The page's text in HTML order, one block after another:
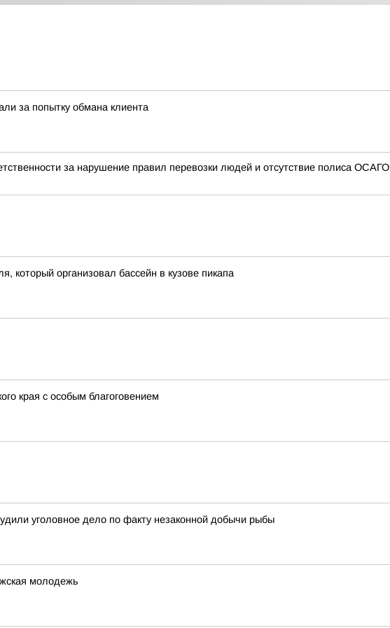
за попытку обмана клиента
за нарушение правил перевозки людей и отсутствие полиса ОСАГО
организовал бассейн в кузове пикапа
края с особым благоговением
уголовное дело по факту незаконной добычи рыбы
молодежь